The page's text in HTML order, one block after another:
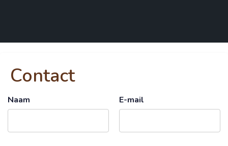
Contact
Naam E-mail